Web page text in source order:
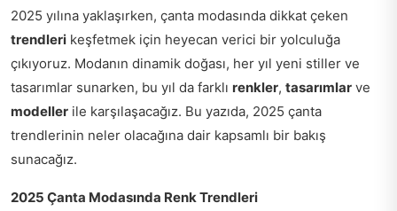
2025 yılına yaklaşırken, çanta modasında dikkat çeken
trendleri keşfetmek için heyecan verici bir yolculuğa
çıkıyoruz. Modanın dinamik doğası, her yıl yeni stiller ve
tasarımlar sunarken, bu yıl da farklı renkler, tasarımlar ve
modeller ile karşılaşacağız. Bu yazıda, 2025 çanta
trendlerinin neler olacağına dair kapsamlı bir bakış
sunacağız.
2025 Çanta Modasında Renk Trendleri